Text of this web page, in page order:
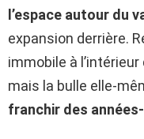
l’espace autour du
expansion derrière.
immobile à l’intérieur
mais la bulle elle-
franchir des